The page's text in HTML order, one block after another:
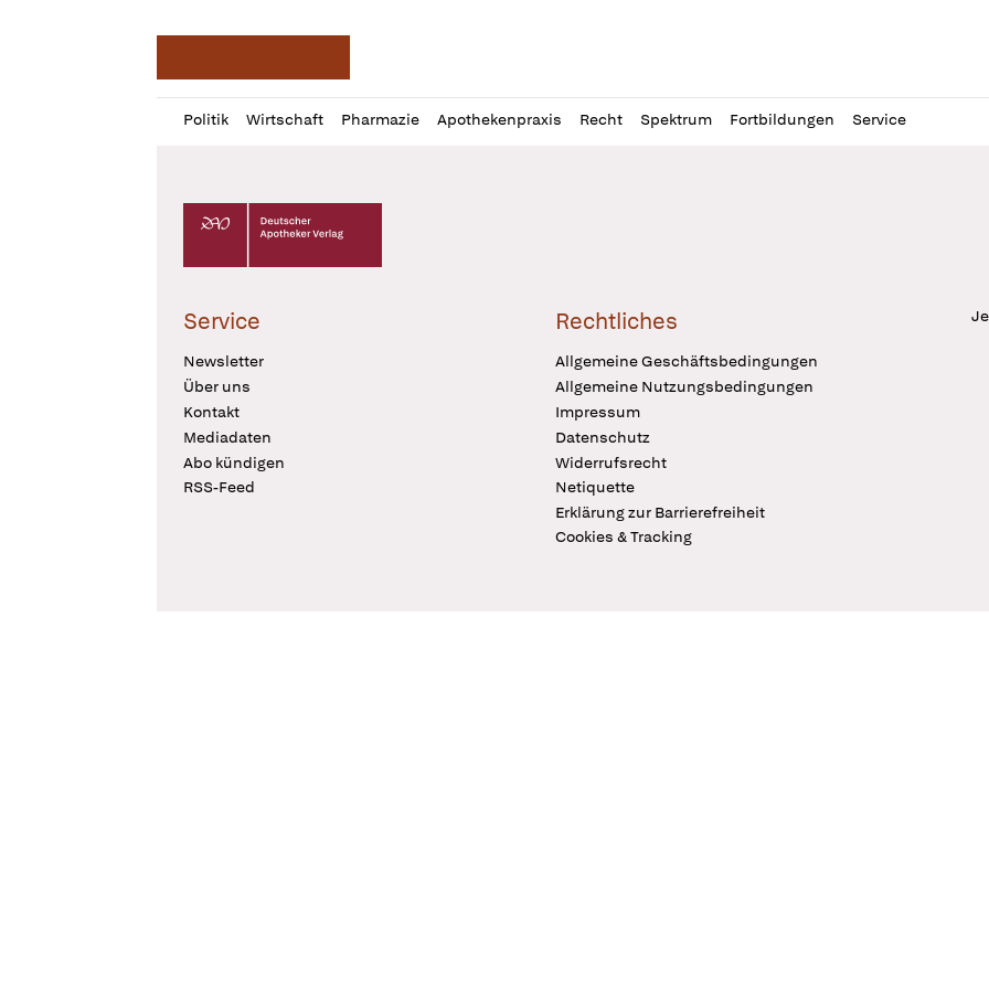
Politik Wirtschaft Pharmazie Apothekenpraxis Recht Spektrum Fortbildungen Service
Profil
öffnen
Daz
Pur
Deutscher Apotheker Verlag Logo
Service
Newsletter
Über uns
Kontakt
Mediadaten
Abo kündigen
RSS-Feed
Rechtliches
Allgemeine Geschäftsbedingungen
Allgemeine Nutzungsbedingungen
Impressum
Datenschutz
Widerrufsrecht
Netiquette
Erklärung zur Barrierefreiheit
Cookies & Tracking